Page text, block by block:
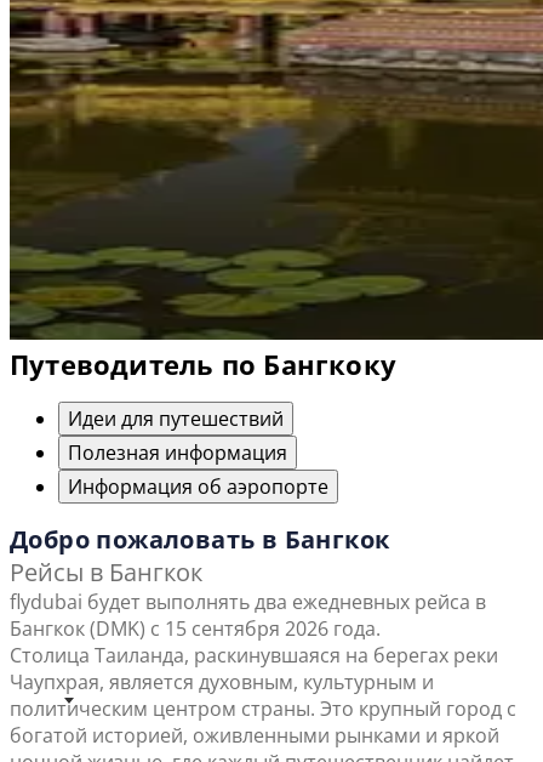
Путеводитель по Бангкоку
Идеи для путешествий
Полезная информация
Информация об аэропорте
Добро пожаловать в Бангкок
Рейсы в Бангкок
flydubai будет выполнять два ежедневных рейса в
Бангкок (DMK) с 15 сентября 2026 года.
Столица Таиланда, раскинувшаяся на берегах реки
Чаупхрая, является духовным, культурным и
политическим центром страны. Это крупный город с
богатой историей, оживленными рынками и яркой